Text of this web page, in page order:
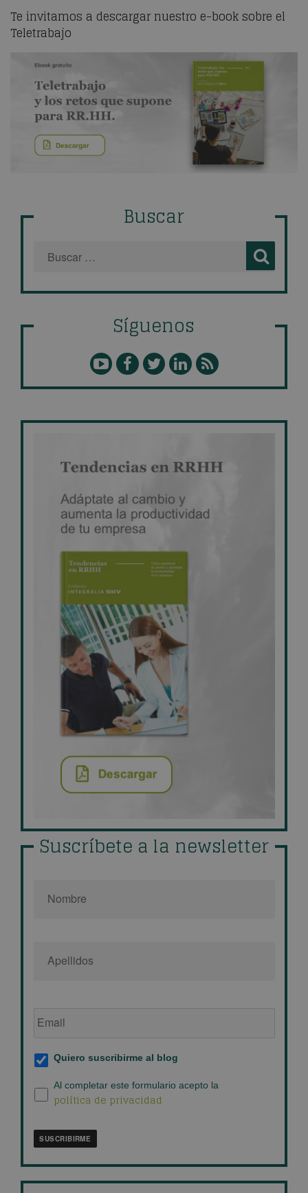
Te invitamos a descargar nuestro e-book sobre el
Teletrabajo
Buscar
Síguenos
Suscríbete a la newsletter
de
Suscripción
al
blog
*
Quiero suscribirme al blog
Política
de
Al completar este formulario acepto la
política de privacidad
SUSCRIBIRME